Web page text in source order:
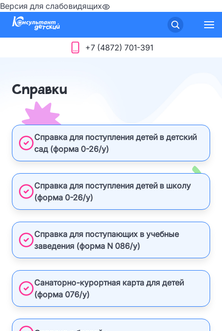
Версия для слабовидящих
+7 (4872) 701-391
Справки
Справка для поступления детей в детский
сад (форма 0-26/у)
Справка для поступления детей в школу
(форма 0-26/у)
Справка для поступающих в учебные
заведения (форма N 086/у)
Санаторно-курортная карта для детей
(форма 076/у)